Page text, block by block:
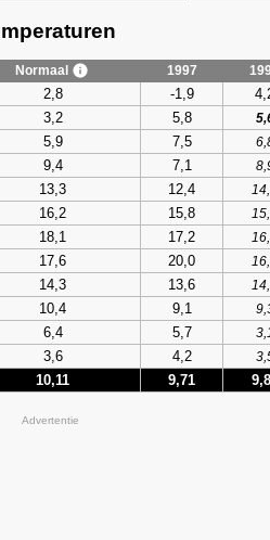
Normaal 1997
2,8 -1,9
3,2 5,8
5,9 7,5
9,4 7,1
13,3 12,4
16,2 15,8
18,1 17,2
17,6 20,0
14,3 13,6
10,4 9,1
6,4 5,7
3,6 4,2
10,11 9,71
Advertentie